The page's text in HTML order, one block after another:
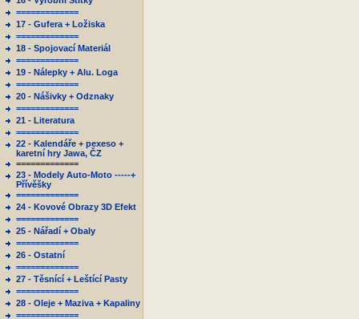
=============
17 - Gufera + Ložiska
=============
18 - Spojovací Materiál
=============
19 - Nálepky + Alu. Loga
=============
20 - Nášivky + Odznaky
=============
21 - Literatura
=============
22 - Kalendáře + pexeso +
karetní hry Jawa, ČZ
=============
23 - Modely Auto-Moto -----+
Přívěšky
=============
24 - Kovové Obrazy 3D Efekt
=============
25 - Nářadí + Obaly
=============
26 - Ostatní
=============
27 - Těsnící + Leštící Pasty
=============
28 - Oleje + Maziva + Kapaliny
=============